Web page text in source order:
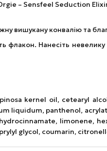
– Sensfeel Seduction
вишукану конвалію та
флакон. Нанесіть
kernel oil, cetearyl
liquidum, panthenol,
limonene,
glycol, coumarin,